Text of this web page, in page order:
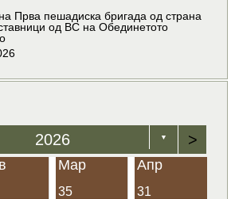
Прва пешадиска бригада од страна
од ВС на Обединетото
2026 ▼ >
Мар
35
Апр
31